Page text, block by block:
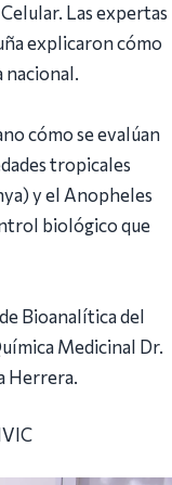
Las expertas
explicaron cómo
nacional.
cómo se evalúan
tropicales
y el Anopheles
biológico que
Bioanalítica del
Medicinal Dr.
Herrera.